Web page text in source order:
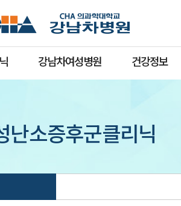
강남차여성병원 건강정보
난소증후군클리닉